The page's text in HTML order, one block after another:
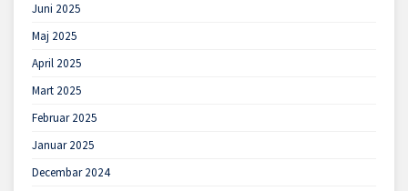
Juni 2025
Maj 2025
April 2025
Mart 2025
Februar 2025
Januar 2025
Decembar 2024